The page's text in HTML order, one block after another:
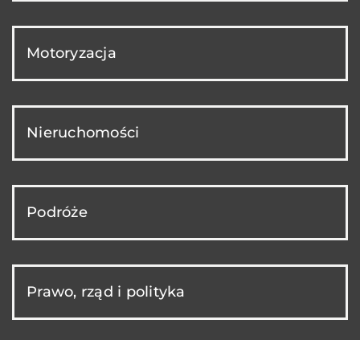
Motoryzacja
Nieruchomości
Podróże
Prawo, rząd i polityka